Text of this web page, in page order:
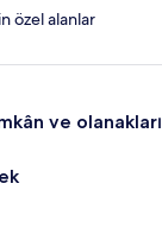
özel alanlar
ve olanakları